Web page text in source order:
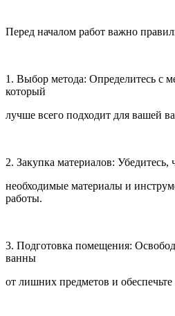
Перед началом работ важно
1. Выбор метода: Определитесь с
который
лучше всего подходит для вашей
2. Закупка материалов: Убедитесь,
необходимые материалы и
работы.
3. Подготовка помещения:
ванны
от лишних предметов и